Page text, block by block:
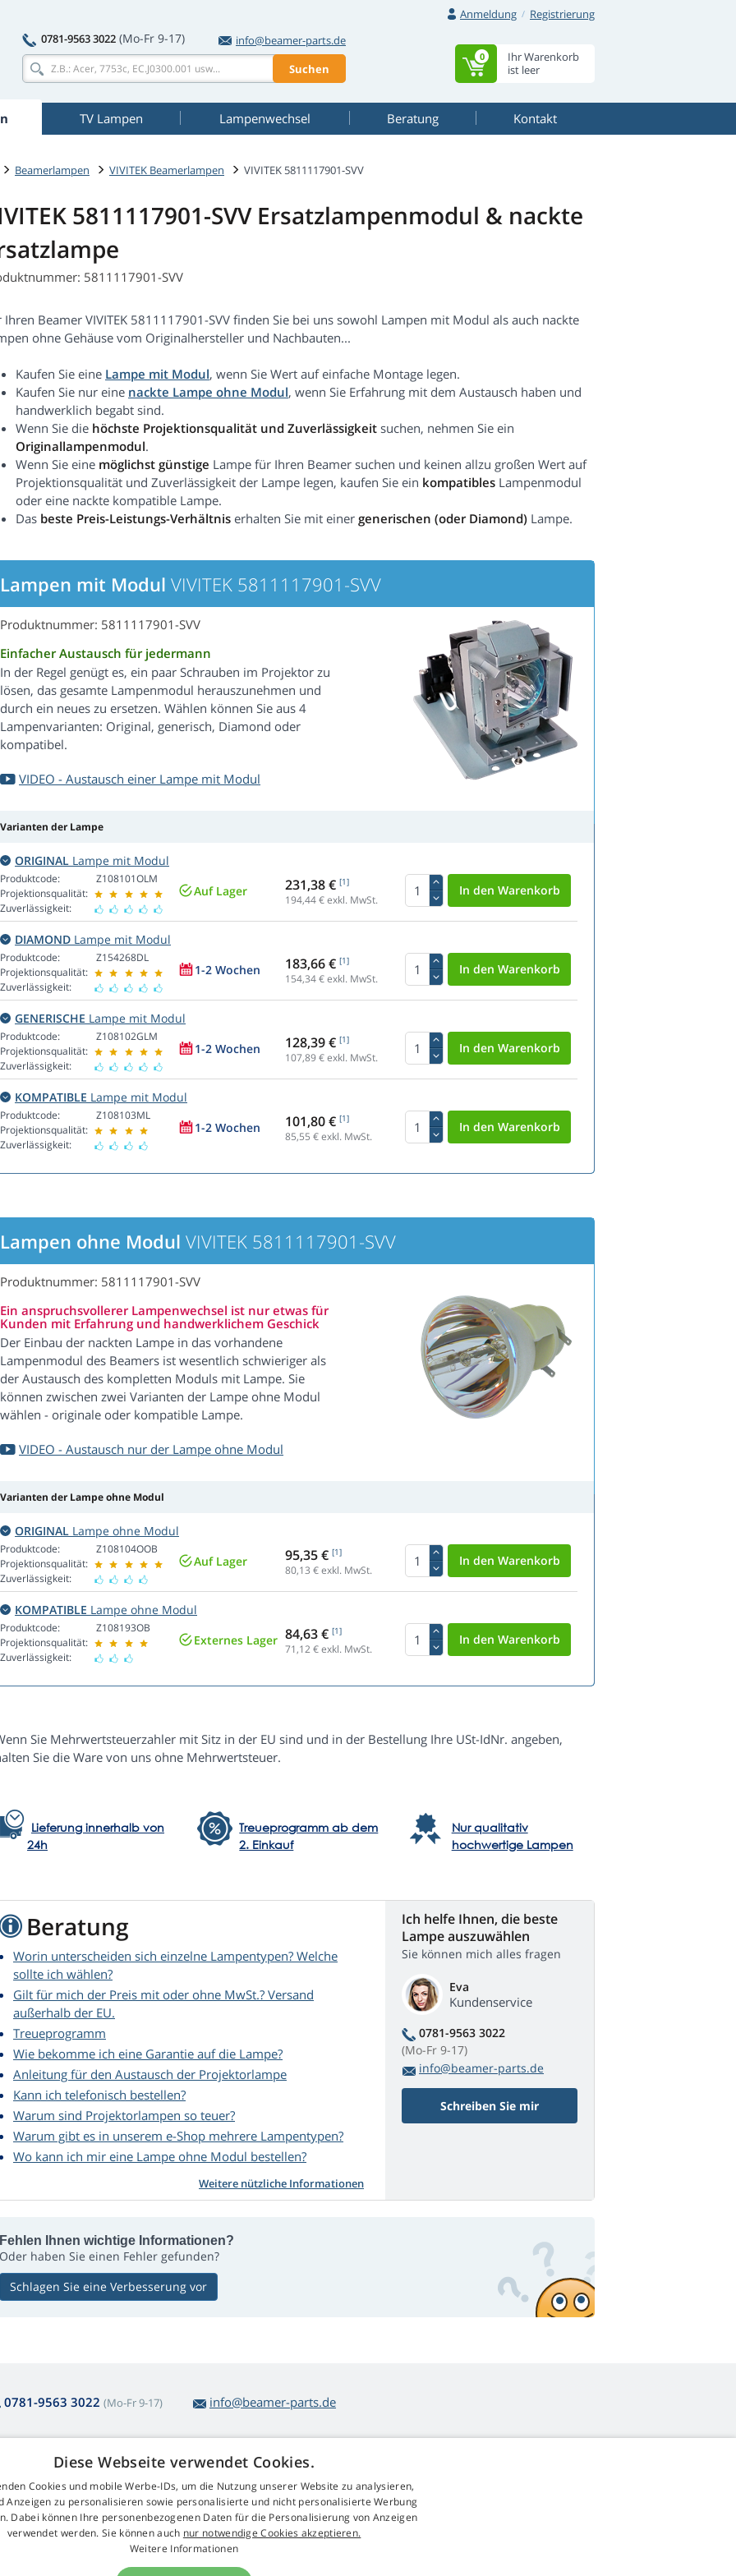
Anmeldung
Registrierung
0781-9563 3022 (Mo-Fr 9-17)
info@beamer-parts.de
Suchen
Ihr Warenkorb
ist leer
0
TV Lampen Lampenwechsel Beratung Kontakt
Beamerlampen VIVITEK Beamerlampen VIVITEK 5811117901-SVV
5811117901-SVV Ersatzlampenmodul & nackte
5811117901-SVV
Ihren Beamer VIVITEK 5811117901-SVV finden Sie bei uns sowohl Lampen mit Modul als auch nackte
ohne Gehäuse vom Originalhersteller und Nachbauten...
Kaufen Sie eine Lampe mit Modul, wenn Sie Wert auf einfache Montage legen.
Kaufen Sie nur eine nackte Lampe ohne Modul, wenn Sie Erfahrung mit dem Austausch haben und
handwerklich begabt sind.
Wenn Sie die höchste Projektionsqualität und Zuverlässigkeit suchen, nehmen Sie ein
Originallampenmodul.
Wenn Sie eine möglichst günstige Lampe für Ihren Beamer suchen und keinen allzu großen Wert auf
Projektionsqualität und Zuverlässigkeit der Lampe legen, kaufen Sie ein kompatibles Lampenmodul
oder eine nackte kompatible Lampe.
Das beste Preis-Leistungs-Verhältnis erhalten Sie mit einer generischen (oder Diamond) Lampe.
Lampen mit Modul VIVITEK 5811117901-SVV
Produktnummer: 5811117901-SVV
Einfacher Austausch für jedermann
In der Regel genügt es, ein paar Schrauben im Projektor zu
lösen, das gesamte Lampenmodul herauszunehmen und
durch ein neues zu ersetzen. Wählen können Sie aus 4
Lampenvarianten: Original, generisch, Diamond oder
kompatibel.
VIDEO - Austausch einer Lampe mit Modul
Varianten der Lampe
ORIGINAL Lampe mit Modul
Produktcode:
Projektionsqualität:
Zuverlässigkeit:
Z108101OLM
Auf Lager 231,38 € [1]
194,44€ exkl. MwSt.
DIAMOND Lampe mit Modul
Produktcode:
Projektionsqualität:
Zuverlässigkeit:
Z154268DL
1-2 Wochen 183,66 € [1]
154,34€ exkl. MwSt.
GENERISCHE Lampe mit Modul
Produktcode:
Projektionsqualität:
Zuverlässigkeit:
Z108102GLM
1-2 Wochen 128,39 € [1]
107,89€ exkl. MwSt.
KOMPATIBLE Lampe mit Modul
Produktcode:
Projektionsqualität:
Zuverlässigkeit:
Z108103ML
1-2 Wochen 101,80 € [1]
85,55 € exkl. MwSt.
Lampen ohne Modul VIVITEK 5811117901-SVV
Produktnummer: 5811117901-SVV
Ein anspruchsvollerer Lampenwechsel ist nur etwas für
Kunden mit Erfahrung und handwerklichem Geschick
Der Einbau der nackten Lampe in das vorhandene
Lampenmodul des Beamers ist wesentlich schwieriger als
der Austausch des kompletten Moduls mit Lampe. Sie
können zwischen zwei Varianten der Lampe ohne Modul
wählen - originale oder kompatible Lampe.
VIDEO - Austausch nur der Lampe ohne Modul
Varianten der Lampe ohne Modul
ORIGINAL Lampe ohne Modul
Produktcode:
Projektionsqualität:
Zuverlässigkeit:
Z108104OOB
Auf Lager 95,35 € [1]
80,13 € exkl. MwSt.
KOMPATIBLE Lampe ohne Modul
Produktcode:
Projektionsqualität:
Zuverlässigkeit:
Z108193OB
Externes Lager 84,63 € [1]
71,12€ exkl. MwSt.
Sie Mehrwertsteuerzahler mit Sitz in der EU sind und in der Bestellung Ihre USt-IdNr. angeben,
Sie die Ware von uns ohne Mehrwertsteuer.
Lieferung innerhalb von
24h
Treueprogramm ab dem
2. Einkauf
Nur qualitativ
hochwertige Lampen
Beratung
Worin unterscheiden sich einzelne Lampentypen? Welche
sollte ich wählen?
Gilt für mich der Preis mit oder ohne MwSt.? Versand
außerhalb der EU.
Treueprogramm
Wie bekomme ich eine Garantie auf die Lampe?
Anleitung für den Austausch der Projektorlampe
Kann ich telefonisch bestellen?
Warum sind Projektorlampen so teuer?
Warum gibt es in unserem e-Shop mehrere Lampentypen?
Wo kann ich mir eine Lampe ohne Modul bestellen?
Weitere nützliche Informationen
Ich helfe Ihnen, die beste
Lampe auszuwählen
Sie können mich alles fragen
Eva
Kundenservice
0781-9563 3022
(Mo-Fr 9-17)
info@beamer-parts.de
Schreiben Sie mir
Fehlen Ihnen wichtige Informationen?
Oder haben Sie einen Fehler gefunden?
Schlagen Sie eine Verbesserung vor
0781-9563 3022 (Mo-Fr 9-17) info@beamer-parts.de
den Lampenkauf
und Reklamation
Web Retail s.r.o.
Kontakt
GDPR
Impressum
Diese Webseite verwendet Cookies.
Cookies und mobile Werbe-IDs, um die Nutzung unserer Website zu analysieren,
Anzeigen zu personalisieren sowie personalisierte und nicht personalisierte Werbung
Dabei können Ihre personenbezogenen Daten für die Personalisierung von Anzeigen
verwendet werden. Sie können auch nur notwendige Cookies akzeptieren.
Weitere Informationen